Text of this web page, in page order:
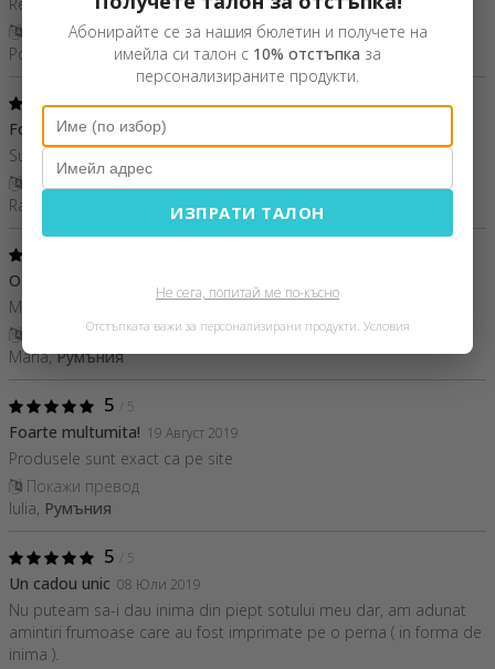
Покажи превод
Popovici Veronica,Румъния
5/ 5
Foarte incantata 27 Декември 2020
Sunt foarte mulțumită de produsul comandat
Покажи превод
Radu Mădălina,
Румъния
O perna minunata
Merita! Excelent, își merita banii
Покажи превод
Maria,Румъния
5 / 5
Foarte multumita! 19 Август 2019
Produsele sunt exact ca pe site
Покажи превод
Iulia, Румъния
5 / 5
Un cadou unic 08 Юли 2019
Nu puteam sa-i dau inima din piept sotului meu dar, am adunat
amintiri frumoase care au fost imprimate pe o perna ( in forma de
inima ).
Абонирайте се за нашия бюлетин и получете на
имейла си талон с 10% отстъпка за
персонализираните продукти.
ИЗПРАТИ ТАЛОН
Не сега, попитай ме по-късно
Отстъпката важи за персонализирани продукти. Условия